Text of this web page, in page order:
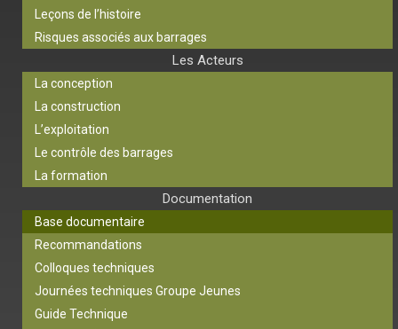
Leçons de l’histoire
Risques associés aux barrages
Les Acteurs
La conception
La construction
L’exploitation
Le contrôle des barrages
La formation
Documentation
Base documentaire
Recommandations
Colloques techniques
Journées techniques Groupe Jeunes
Guide Technique